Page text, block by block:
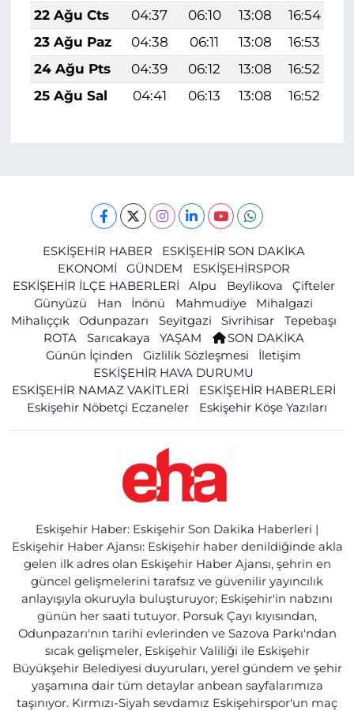
22 Ağu Cts 04:37 06:10 13:08 16:54
23 Ağu Paz
04:38 06:11 13:08 16:53
24 Ağu Pts
04:39 06:12 13:08 16:52
25 Ağu Sal
04:41 06:13 13:08 16:52
ESKİŞEHİR HABER
ESKİŞEHİR SON DAKİKA
EKONOMİ
GÜNDEM
ESKİŞEHİRSPOR
ESKİŞEHİR İLÇE HABERLERİ
Alpu Beylikova
Çifteler
Günyüzü
Han İnönü Mahmudiye
Mihalgazi
Mihalıççık
Odunpazarı Seyitgazi Sivrihisar
Tepebaşı
ROTA
Sarıcakaya YAŞAM
SON DAKİKA
Günün İçinden
Gizlilik Sözleşmesi
İletişim
ESKİŞEHİR HAVA DURUMU
ESKİŞEHİR NAMAZ VAKİTLERİ
ESKİŞEHİR HABERLERİ
Eskişehir Nöbetçi Eczaneler
Eskişehir Köşe Yazıları
Eskişehir Haber: Eskişehir Son Dakika Haberleri |
Eskişehir Haber Ajansı: Eskişehir haber denildiğinde akla
gelen ilk adres olan Eskişehir Haber Ajansı, şehrin en
güncel gelişmelerini tarafsız ve güvenilir yayıncılık
anlayışıyla okuruyla buluşturuyor; Eskişehir'in nabzını
günün her saati tutuyor. Porsuk Çayı kıyısından,
Odunpazarı'nın tarihi evlerinden ve Sazova Parkı'ndan
sıcak gelişmeler, Eskişehir Valiliği ile Eskişehir
Büyükşehir Belediyesi duyuruları, yerel gündem ve şehir
yaşamına dair tüm detaylar anbean sayfalarımıza
taşınıyor. Kırmızı-Siyah sevdamız Eskişehirspor'un maç